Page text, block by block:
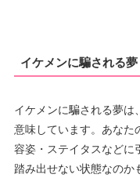
イケメンに騙される夢
イケメンに騙される夢は
意味しています。あなた
容姿・ステイタスなどに
踏み出せない状態なのか